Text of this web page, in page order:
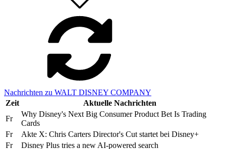
Nachrichten zu WALT DISNEY COMPANY
Zeit
Aktuelle Nachrichten
Fr
Why Disney's Next Big Consumer Product Bet Is Trading
Cards
Fr
Akte X: Chris Carters Director's Cut startet bei Disney+
Fr
Disney Plus tries a new AI-powered search